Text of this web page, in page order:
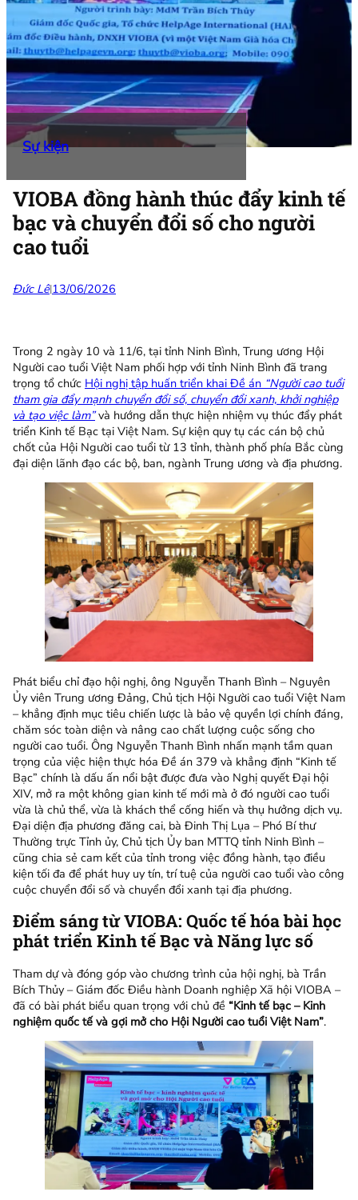
Sự kiện
VIOBA đồng hành thúc đẩy kinh tế
bạc và chuyển đổi số cho người
cao tuổi
Đức Lê|13/06/2026
Trong 2 ngày 10 và 11/6, tại tỉnh Ninh Bình, Trung ương Hội
Người cao tuổi Việt Nam phối hợp với tỉnh Ninh Bình đã trang
trọng tổ chức Hội nghị tập huấn triển khai Đề án “Người cao tuổi
tham gia đẩy mạnh chuyển đổi số, chuyển đổi xanh, khởi nghiệp
và tạo việc làm”và hướng dẫn thực hiện nhiệm vụ thúc đẩy phát
triển Kinh tế Bạc tại Việt Nam. Sự kiện quy tụ các cán bộ chủ
chốt của Hội Người cao tuổi từ 13 tỉnh, thành phố phía Bắc cùng
đại diện lãnh đạo các bộ, ban, ngành Trung ương và địa phương.
Phát biểu chỉ đạo hội nghị, ông Nguyễn Thanh Bình – Nguyên
Ủy viên Trung ương Đảng, Chủ tịch Hội Người cao tuổi Việt Nam
– khẳng định mục tiêu chiến lược là bảo vệ quyền lợi chính đáng,
chăm sóc toàn diện và nâng cao chất lượng cuộc sống cho
người cao tuổi. Ông Nguyễn Thanh Bình nhấn mạnh tầm quan
trọng của việc hiện thực hóa Đề án 379 và khẳng định “Kinh tế
Bạc” chính là dấu ấn nổi bật được đưa vào Nghị quyết Đại hội
XIV, mở ra một không gian kinh tế mới mà ở đó người cao tuổi
vừa là chủ thể, vừa là khách thể cống hiến và thụ hưởng dịch vụ.
Đại diện địa phương đăng cai, bà Đinh Thị Lụa – Phó Bí thư
Thường trực Tỉnh ủy, Chủ tịch Ủy ban MTTQ tỉnh Ninh Bình –
cũng chia sẻ cam kết của tỉnh trong việc đồng hành, tạo điều
kiện tối đa để phát huy uy tín, trí tuệ của người cao tuổi vào công
cuộc chuyển đổi số và chuyển đổi xanh tại địa phương.
Điểm sáng từ VIOBA: Quốc tế hóa bài học
phát triển Kinh tế Bạc và Năng lực số
Tham dự và đóng góp vào chương trình của hội nghị, bà Trần
Bích Thủy – Giám đốc Điều hành Doanh nghiệp Xã hội VIOBA –
đã có bài phát biểu quan trọng với chủ đề “Kinh tế bạc – Kinh
nghiệm quốc tế và gợi mở cho Hội Người cao tuổi Việt Nam”.